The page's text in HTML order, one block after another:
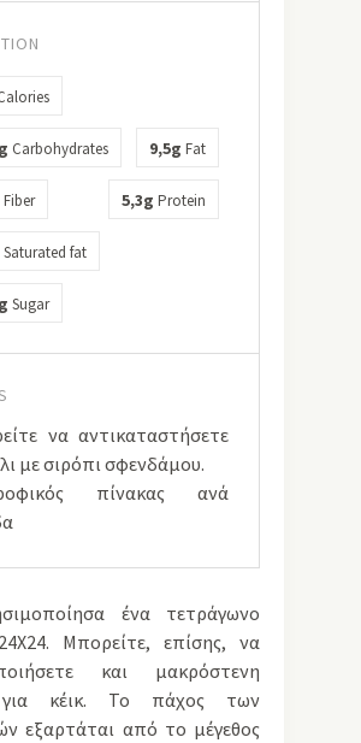
Carbohydrates 9,5g Fat
Fiber 5,3g Protein
Saturated fat
Sugar
να αντικαταστήσετε
με σιρόπι σφενδάμου.
πίνακας ανά
ένα τετράγωνο
Μπορείτε, επίσης, να
και μακρόστενη
κέικ. Το πάχος των
εξαρτάται από το μέγεθος